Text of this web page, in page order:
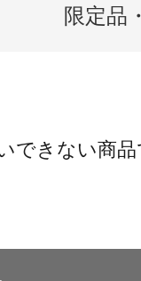
限定品
できない商品